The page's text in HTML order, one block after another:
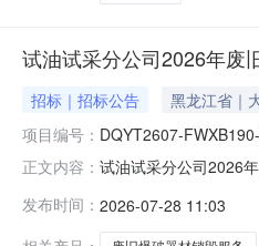
试油试采分公司2026年废
招标｜招标公告 黑龙江省｜
项目编号： DQYT2607-
正文内容： 试油试采分公司2026
请函).pdf分项报价表.xls
发布时间： 2026-07-28 11:03